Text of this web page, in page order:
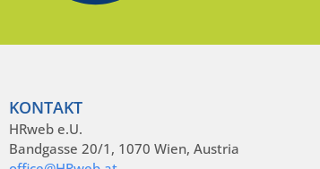
KONTAKT
HRweb e.U.
Bandgasse 20/1, 1070 Wien, Austria